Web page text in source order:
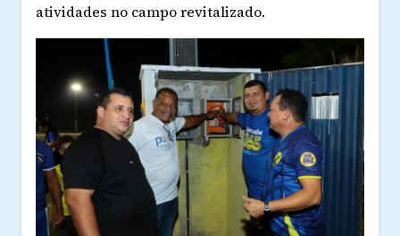
atividades no campo revitalizado.